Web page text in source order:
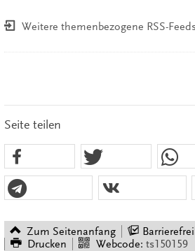
Weitere themenbezogene RSS-
Seite teilen
Zum Seitenanfang
Drucken
Webcode: ts150159